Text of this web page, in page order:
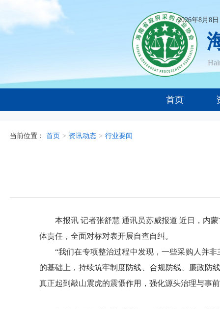
2026年8月8
首页
当前位置： 首页 > 资讯动态 > 行业要闻
本报讯 记者张舒慧 通讯员苏威报道 近日，内
体责任，全面对标对表开展自查自纠。
“我们在专项整治过程中发现，一些采购人并
的基础上，持续筑牢制度防线、合规防线、廉政防
真正起到敲山震虎的震慑作用，强化源头治理与事